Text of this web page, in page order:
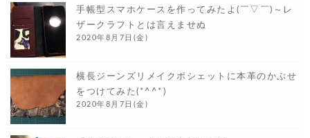
手帳型スマホケースを作ってみたよ(￣▽￣)～レ
ザークラフトとは言えませぬ
2020年8月7日(金)
横長ジーンズリメイクポシェットに本革のかぶせ
をつけてみた(*^^*)
2020年8月7日(金)